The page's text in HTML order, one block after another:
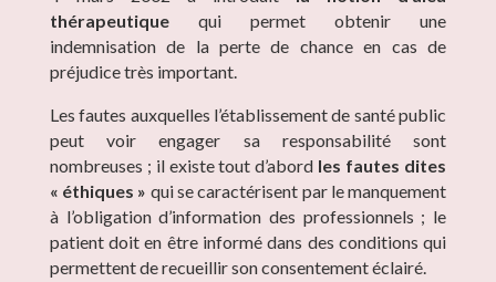
thérapeutiquequi permet obtenir une
indemnisation de la perte de chance en cas de
préjudice très important.
Les fautes auxquelles l’établissement de santé public
peut voir engager sa responsabilité sont
nombreuses ; il existe tout d’abord les fautes dites
« éthiques » qui se caractérisent par le manquement
à l’obligation d’information des professionnels ; le
patient doit en être informé dans des conditions qui
permettent de recueillir son consentement éclairé.